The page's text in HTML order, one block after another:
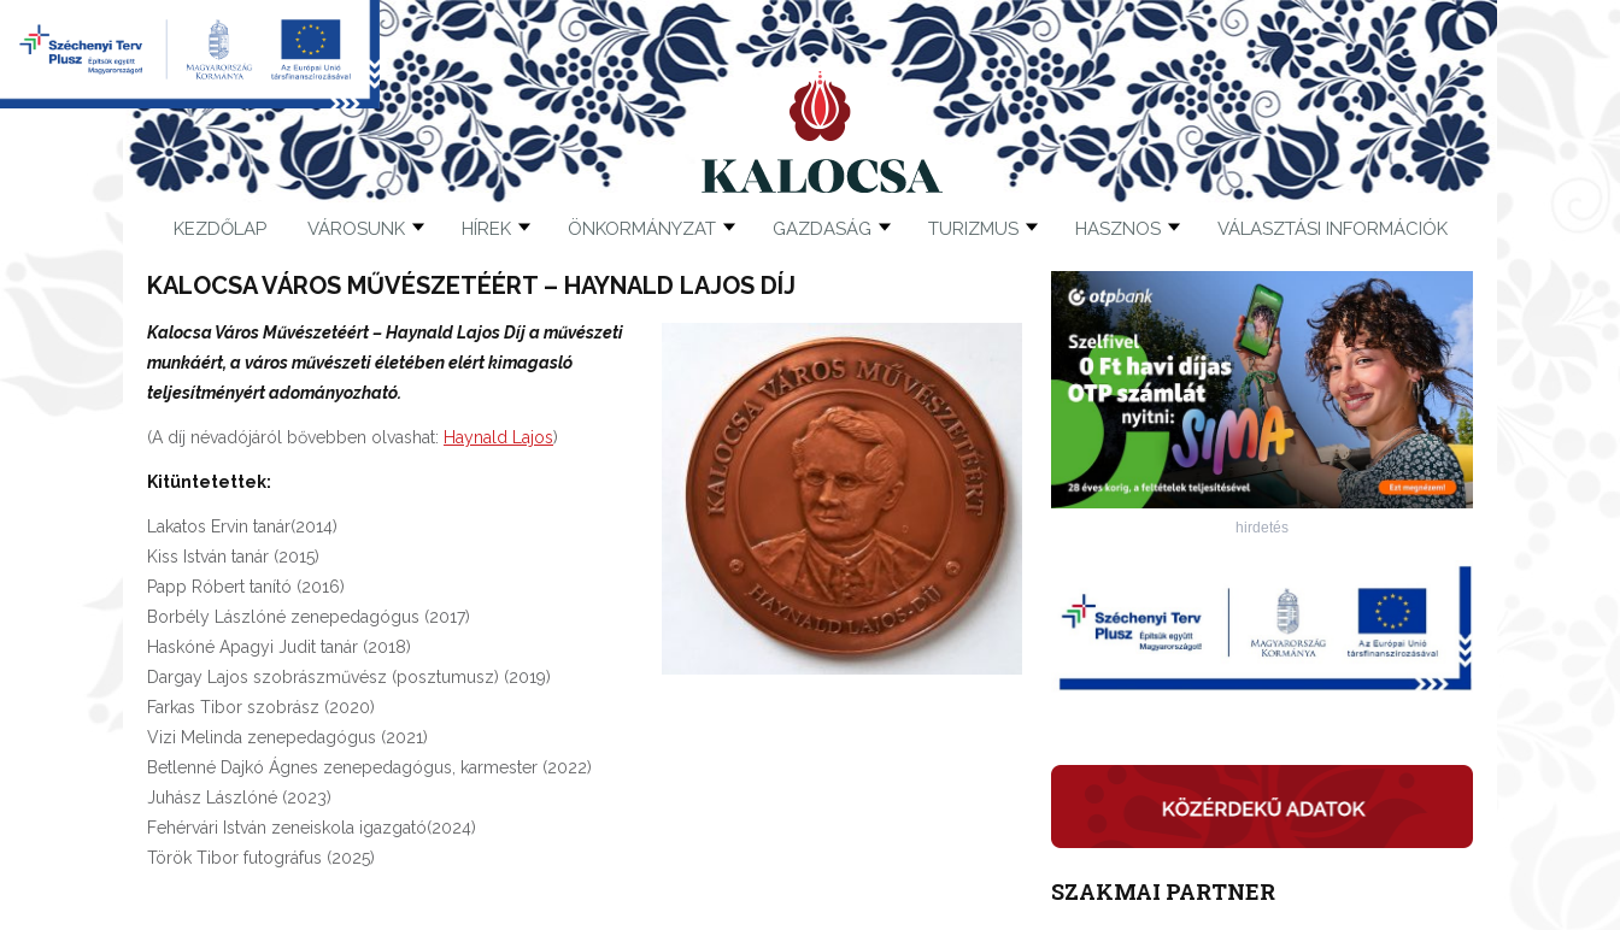
KEZDŐLAP VÁROSUNK HÍREK ÖNKORMÁNYZAT GAZDASÁG TURIZMUS HASZNOS VÁLASZTÁSI INFORMÁCIÓK
KALOCSA VÁROS MŰVÉSZETÉÉRT – HAYNALD LAJOS DÍJ
Kalocsa Város Művészetéért – Haynald Lajos Díj a művészeti
munkáért, a város művészeti életében elért kimagasló
teljesítményért adományozható.
(A díj névadójáról bővebben olvashat: Haynald Lajos)
Kitüntetettek:
Lakatos Ervin tanár(2014)
Kiss István tanár (2015)
Papp Róbert tanító (2016)
Borbély Lászlóné zenepedagógus (2017)
Haskóné Apagyi Judit tanár (2018)
Dargay Lajos szobrászművész (posztumusz) (2019)
Farkas Tibor szobrász (2020)
Vizi Melinda zenepedagógus (2021)
Betlenné Dajkó Ágnes zenepedagógus, karmester (2022)
Juhász Lászlóné (2023)
Fehérvári István zeneiskola igazgató(2024)
Török Tibor futográfus (2025)
hirdetés
SZAKMAI PARTNER